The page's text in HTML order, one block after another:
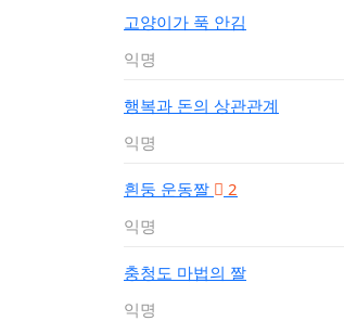
고양이가 푹 안김
익명
행복과 돈의 상관관계
익명
흰둥 운동짤
2
익명
충청도 마법의 짤
익명